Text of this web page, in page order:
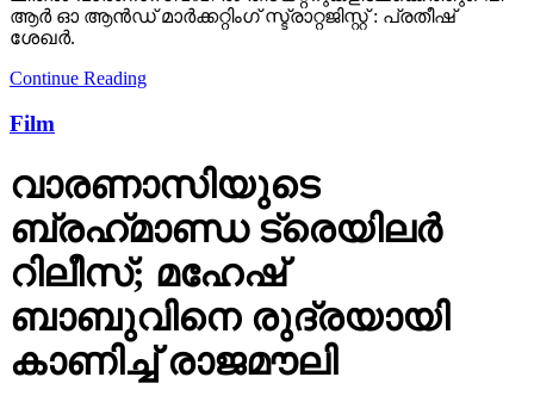
ആർ ഓ ആൻഡ് മാർക്കറ്റിംഗ് സ്ട്രാറ്റജിസ്റ്റ് : പ്രതീഷ്
ശേഖർ.
Continue Reading
Film
വാരണാസിയുടെ
ബ്രഹ്‌മാണ്ഡ ട്രെയിലര്‍
റിലീസ്; മഹേഷ്
ബാബുവിനെ രുദ്രയായി
കാണിച്ച് രാജമൗലി